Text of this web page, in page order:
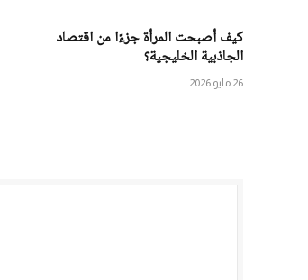
كيف أصبحت المرأة جزءًا من اقتصاد
الجاذبية الخليجية؟
26 مايو 2026